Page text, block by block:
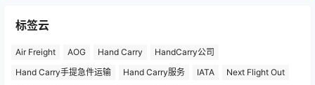
标签云
Air Freight AOG Hand Carry
HandCarry公司
Hand Carry手提急件运输
Hand Carry服务 IATA
Next Flight Out